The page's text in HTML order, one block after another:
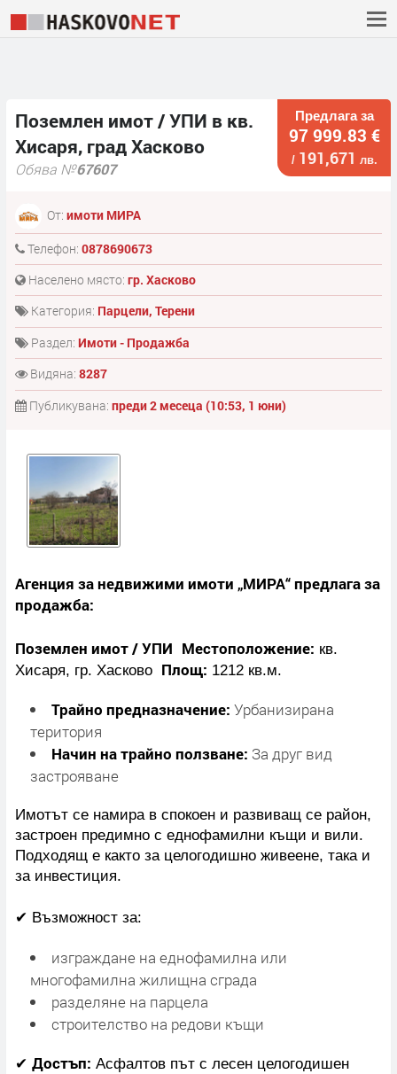
Предлага за
97 999.83 €
/ 191,671 лв.
Поземлен имот / УПИ в кв.
Хисаря, град Хасково
Обява №67607
От: имоти МИРА
Телефон: 0878690673
Населено място: гр. Хасково
Категория: Парцели, Терени
Раздел: Имоти - Продажба
Видяна: 8287
Публикувана: преди 2 месеца (10:53, 1 юни)
Агенция за недвижими имоти „МИРА“ предлага за
продажба:
Поземлен имот / УПИ Местоположение: кв.
Хисаря, гр. Хасково Площ: 1212 кв.м.
Трайно предназначение: Урбанизирана
територия
Начин на трайно ползване: За друг вид
застрояване
Имотът се намира в спокоен и развиващ се район,
застроен предимно с еднофамилни къщи и вили.
Подходящ е както за целогодишно живеене, така и
за инвестиция.
✔ Възможност за:
изграждане на еднофамилна или
многофамилна жилищна сграда
разделяне на парцела
строителство на редови къщи
✔ Достъп: Асфалтов път с лесен целогодишен